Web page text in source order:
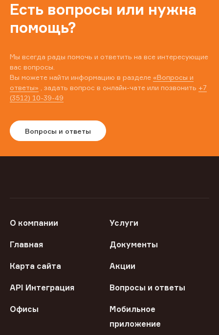
Есть вопросы или нужна
помощь?
Мы всегда рады помочь и ответить на все интересующие
вас вопросы.
Вы можете найти информацию в разделе «Вопросы и
ответы» , задать вопрос в онлайн-чате или позвонить +7
(3512) 10-39-49
Вопросы и ответы
О компании Услуги
Главная Документы
Карта сайта Акции
API Интеграция Вопросы и ответы
Офисы
Мобильное
приложение